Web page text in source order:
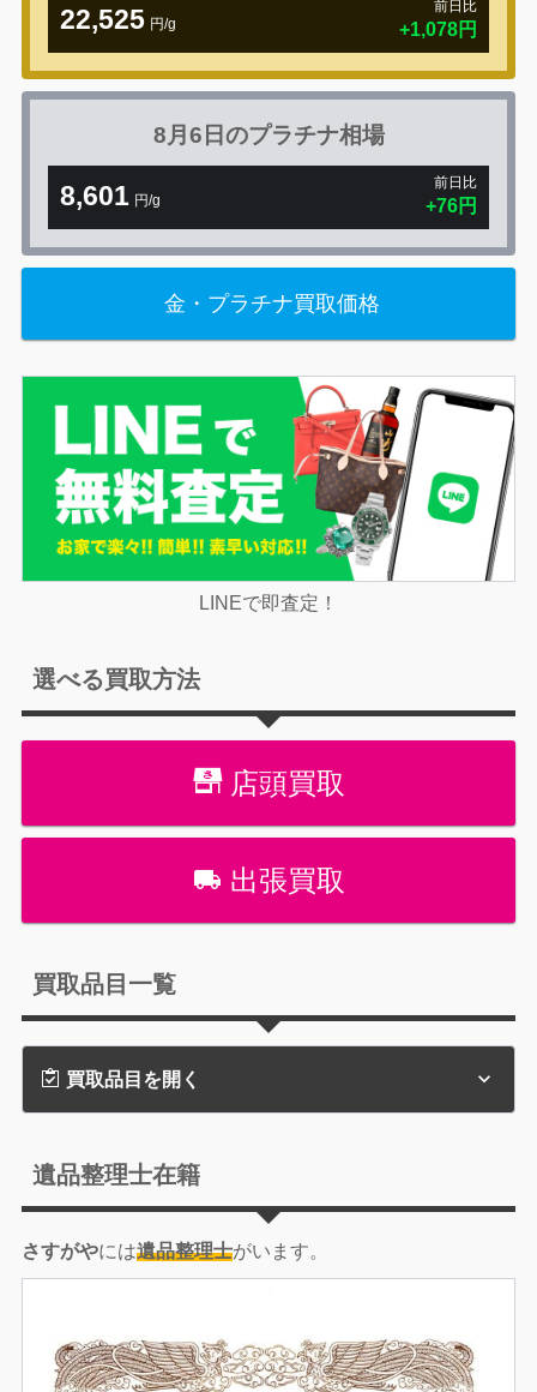
22,525 円/g
前日比
+1,078円
8月6日のプラチナ相場
8,601 円/g
前日比
+76円
金・プラチナ買取価格
LINEで即査定！
選べる買取方法
店頭買取
出張買取
買取品目一覧
買取品目を開く
遺品整理士在籍
さすがやには遺品整理士がいます。